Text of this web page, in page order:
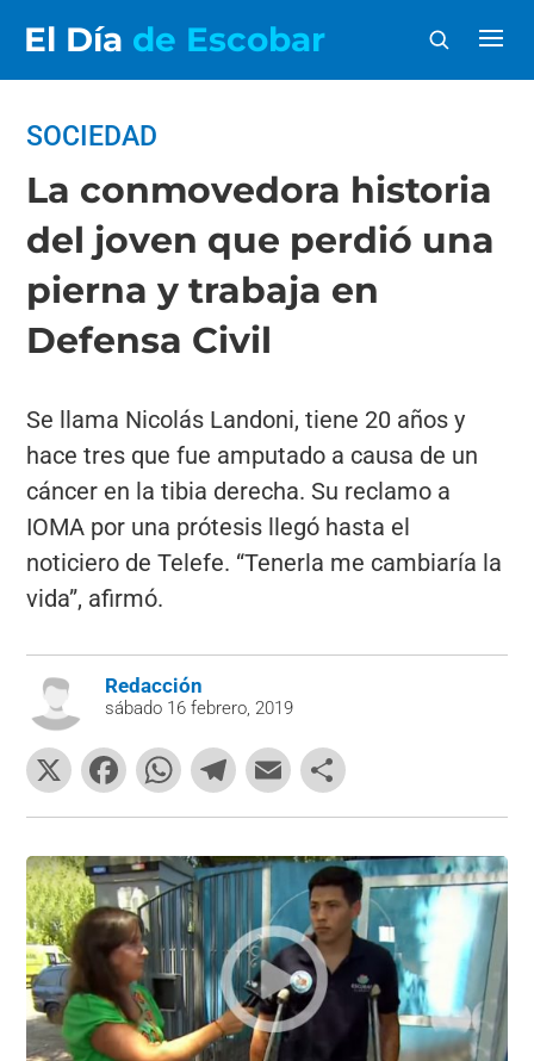
El Día de Escobar
SOCIEDAD
La conmovedora historia
del joven que perdió una
pierna y trabaja en
Defensa Civil
Se llama Nicolás Landoni, tiene 20 años y
hace tres que fue amputado a causa de un
cáncer en la tibia derecha. Su reclamo a
IOMA por una prótesis llegó hasta el
noticiero de Telefe. “Tenerla me cambiaría la
vida”, afirmó.
Redacción
sábado 16 febrero, 2019
X
F
a
c
e
b
o
o
k
W
h
at
s
A
p
p
T
el
e
gr
a
m
E
m
ai
l
o
m
p
ar
tir